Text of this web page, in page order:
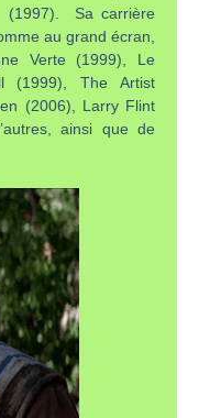
(1997). Sa carrière
au grand écran,
Verte (1999), Le
(1999), The Artist
(2006), Larry Flint
ainsi que de